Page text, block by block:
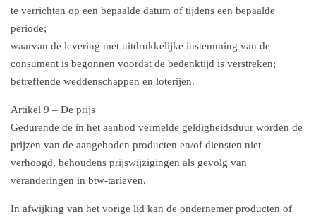
te verrichten op een bepaalde datum of tijdens een bepaalde
periode;
waarvan de levering met uitdrukkelijke instemming van de
consument is begonnen voordat de bedenktijd is verstreken;
betreffende weddenschappen en loterijen.
Artikel 9 – De prijs
Gedurende de in het aanbod vermelde geldigheidsduur worden de
prijzen van de aangeboden producten en/of diensten niet
verhoogd, behoudens prijswijzigingen als gevolg van
veranderingen in btw-tarieven.
In afwijking van het vorige lid kan de ondernemer producten of